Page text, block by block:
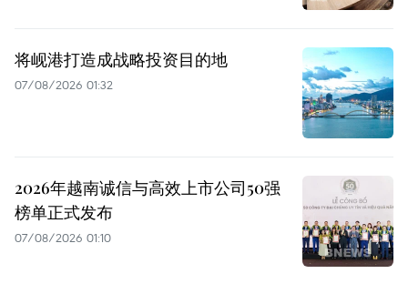
将岘港打造成战略投资目的地
07/08/2026 01:32
2026年越南诚信与高效上市公司50强
榜单正式发布
07/08/2026 01:10